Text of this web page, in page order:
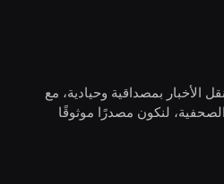
بمصداقية وحيادية، مع
الصحفية، لنكون مصدرًا موثوقًا